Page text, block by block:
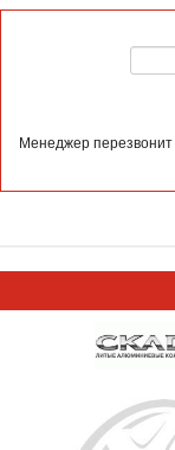
Менеджер